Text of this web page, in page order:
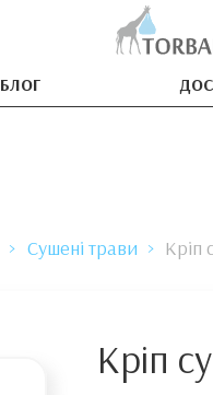
БЛОГ
Сушені трави Кріп
Кріп